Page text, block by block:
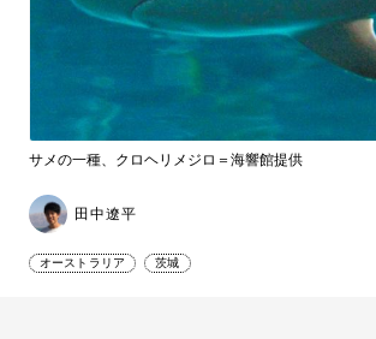
サメの一種、クロヘリメジロ＝海響館提供
田中遼平
オーストラリア 茨城